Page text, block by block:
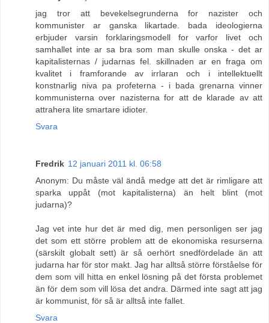
jag tror att bevekelsegrunderna for nazister och
kommunister ar ganska likartade. bada ideologierna
erbjuder varsin forklaringsmodell for varfor livet och
samhallet inte ar sa bra som man skulle onska - det ar
kapitalisternas / judarnas fel. skillnaden ar en fraga om
kvalitet i framforande av irrlaran och i intellektuellt
konstnarlig niva pa profeterna - i bada grenarna vinner
kommunisterna over nazisterna for att de klarade av att
attrahera lite smartare idioter.
Svara
Fredrik 12 januari 2011 kl. 06:58
Anonym: Du måste väl ändå medge att det är rimligare att
sparka uppåt (mot kapitalisterna) än helt blint (mot
judarna)?
Jag vet inte hur det är med dig, men personligen ser jag
det som ett större problem att de ekonomiska resurserna
(särskilt globalt sett) är så oerhört snedfördelade än att
judarna har för stor makt. Jag har alltså större förståelse för
dem som vill hitta en enkel lösning på det första problemet
än för dem som vill lösa det andra. Därmed inte sagt att jag
är kommunist, för så är alltså inte fallet.
Svara